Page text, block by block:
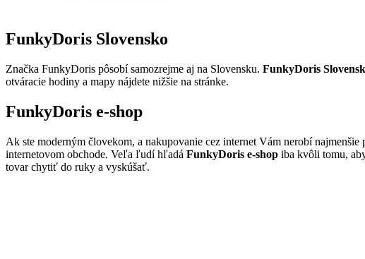
FunkyDoris Slovensko
Značka FunkyDoris pôsobí samozrejme aj na Slovensku. FunkyDoris
otváracie hodiny a mapy nájdete nižšie na stránke.
FunkyDoris e-shop
Ak ste moderným človekom, a nakupovanie cez internet Vám nerobí
internetovom obchode. Veľa ľudí hľadá FunkyDoris e-shop iba kvôli tomu,
tovar chytiť do ruky a vyskúšať.